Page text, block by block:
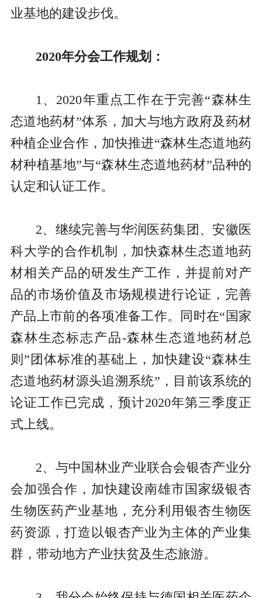
业基地的建设步伐。
2020年分会工作规划：
1、2020年重点工作在于完善“森林生
态道地药材”体系，加大与地方政府及药材
种植企业合作，加快推进“森林生态道地药
材种植基地”与“森林生态道地药材”品种的
认定和认证工作。
2、继续完善与华润医药集团、安徽医
科大学的合作机制，加快森林生态道地药
材相关产品的研发生产工作，并提前对产
品的市场价值及市场规模进行论证，完善
产品上市前的各项准备工作。同时在“国家
森林生态标志产品-森林生态道地药材总
则”团体标准的基础上，加快建设“森林生
态道地药材源头追溯系统”，目前该系统的
论证工作已完成，预计2020年第三季度正
式上线。
2、与中国林业产业联合会银杏产业分
会加强合作，加快建设南雄市国家级银杏
生物医药产业基地，充分利用银杏生物医
药资源，打造以银杏产业为主体的产业集
群，带动地方产业扶贫及生态旅游。